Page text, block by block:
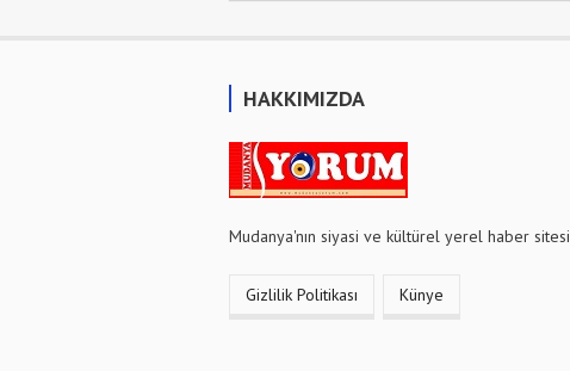
HAKKIMIZDA
Mudanya'nın siyasi ve kültürel yerel haber sitesi
Gizlilik Politikası Künye